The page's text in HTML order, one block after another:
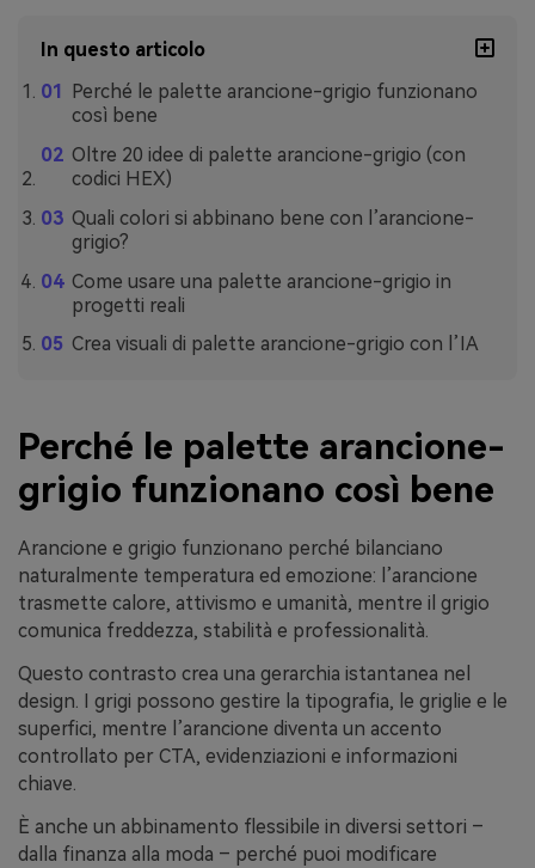
In questo articolo
Perché le palette arancione-grigio funzionano
così bene
Oltre 20 idee di palette arancione-grigio (con
codici HEX)
Quali colori si abbinano bene con l’arancione-
grigio?
Come usare una palette arancione-grigio in
progetti reali
Crea visuali di palette arancione-grigio con l’IA
Perché le palette arancione-
grigio funzionano così bene
Arancione e grigio funzionano perché bilanciano
naturalmente temperatura ed emozione: l’arancione
trasmette calore, attivismo e umanità, mentre il grigio
comunica freddezza, stabilità e professionalità.
Questo contrasto crea una gerarchia istantanea nel
design. I grigi possono gestire la tipografia, le griglie e le
superfici, mentre l’arancione diventa un accento
controllato per CTA, evidenziazioni e informazioni
chiave.
È anche un abbinamento flessibile in diversi settori –
dalla finanza alla moda – perché puoi modificare